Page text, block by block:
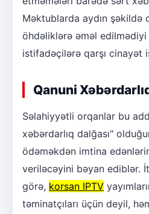
Məktublarda aydın şəkildə
öhdəliklərə əməl
istifadəçilərə qarşı cinayət
Qanuni
Səlahiyyətli orqanlar bu
xəbərdarlıq dalğası"
ödəməkdən imtina
veriləcəyini bəyan ediblər.
görə, korsan IPTV
təminatçıları üçün deyil,